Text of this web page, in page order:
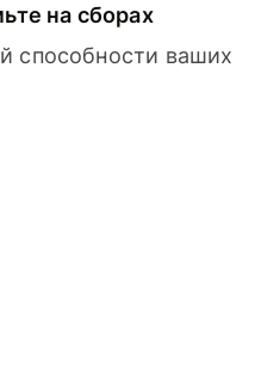
на сборах
способности ваших